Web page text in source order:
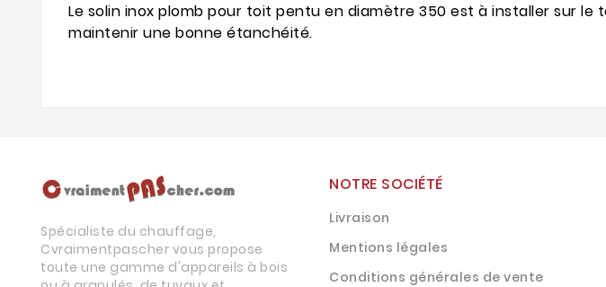
Le solin inox plomb pour toit pentu en diamètre 350 est à installer sur
maintenir une bonne étanchéité.
Spécialiste du chauffage,
Cvraimentpascher vous propose
toute une gamme d'appareils à bois
NOTRE SOCIÉTÉ
Livraison
Mentions légales
Conditions générales de vente